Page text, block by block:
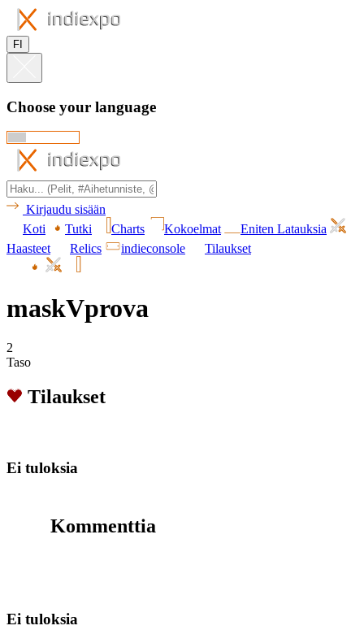
FI
Choose your language
Kirjaudu sisään
Koti
Tutki Charts Kokoelmat
Eniten Latauksia
Haasteet
Relics indieconsole Tilaukset
maskVprova
2
Taso
Tilaukset
Ei tuloksia
Kommenttia
Ei tuloksia